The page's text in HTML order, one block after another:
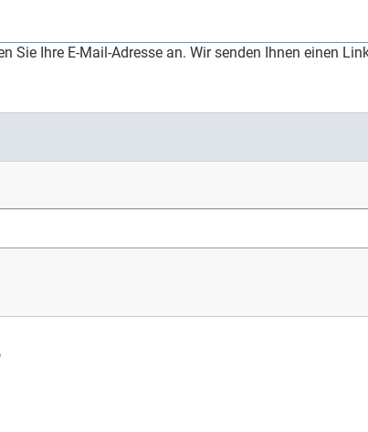
Sie Ihre E-Mail-Adresse an. Wir senden Ihnen einen